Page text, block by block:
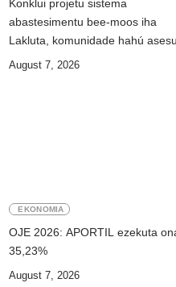
Konklui projetu sistema
abastesimentu bee-moos iha
Lakluta, komunidade hahú asesu
August 7, 2026
EKONOMIA
OJE 2026: APORTIL ezekuta
35,23%
August 7, 2026